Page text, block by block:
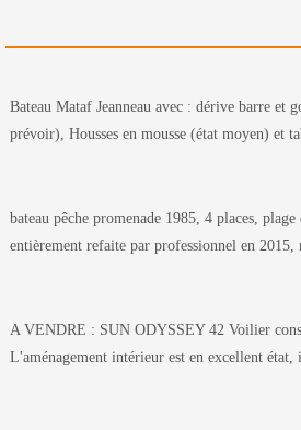
Bateau Mataf Jeanneau avec : dérive barre et
prévoir), Housses en mousse (état moyen) et
bateau pêche promenade 1985, 4 places, plage
entièrement refaite par professionnel en
A VENDRE : SUN ODYSSEY 42 Voilier
L'aménagement intérieur est en excellent